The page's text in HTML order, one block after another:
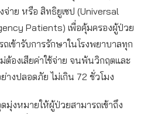
าย หรือ สิทธิยูเซป (Universal
Patients) เพื่อคุ้มครองผู้ป่วย
เข้ารับการรักษาในโรงพยาบาลทุก
ต้องเสียค่าใช้จ่าย จนพ้นวิกฤตและ
างปลอดภัย ไม่เกิน 72 ชั่วโมง
มุ่งหมายให้ผู้ป่วยสามารถเข้าถึง